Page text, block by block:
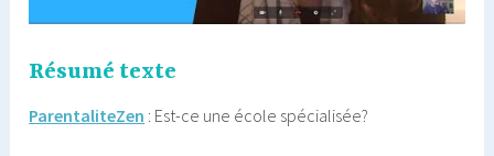
Résumé texte
ParentaliteZen : Est-ce une école spécialisée?